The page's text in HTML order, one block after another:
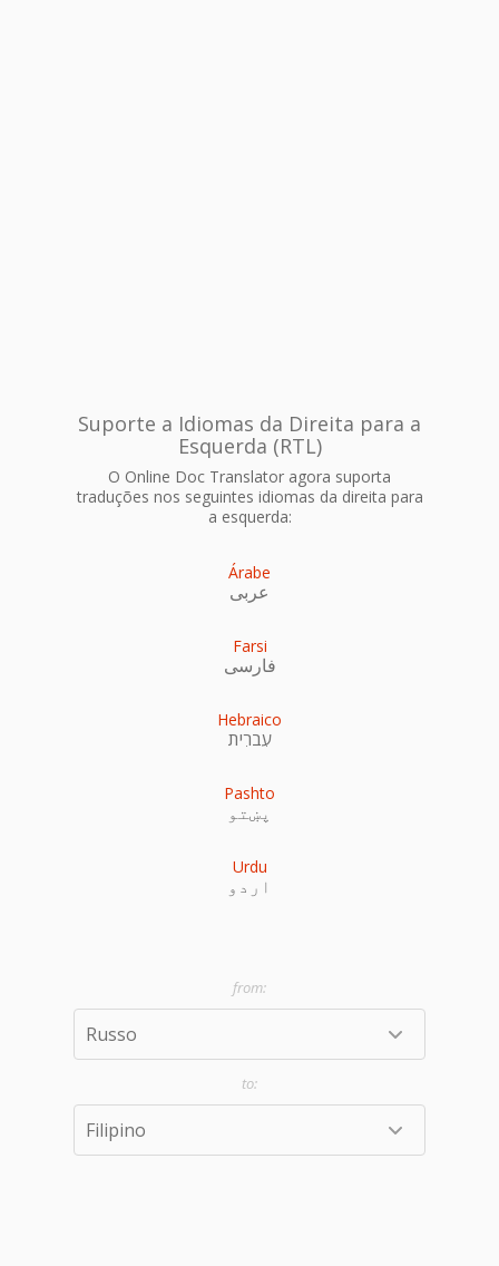
Suporte a Idiomas da Direita para a
Esquerda (RTL)
O Online Doc Translator agora suporta
traduções nos seguintes idiomas da direita para
a esquerda:
Árabe
عربى
Farsi
فارسی
Hebraico
עִברִית
Pashto
پښتو
Urdu
اردو